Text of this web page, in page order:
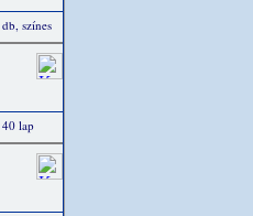
színes
lap